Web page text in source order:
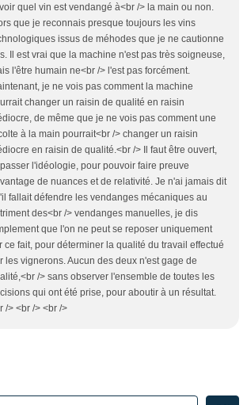
quel vin est vendangé à<br /> la main ou non.
que je reconnais presque toujours les vins
issus de méhodes que je ne cautionne
Il est vrai que la machine n'est pas très soigneuse,
l'être humain ne<br /> l'est pas forcément.
je ne vois pas comment la machine
changer un raisin de qualité en raisin
de même que je ne vois pas comment une
à la main pourrait<br /> changer un raisin
en raisin de qualité.<br /> Il faut être ouvert,
l'idéologie, pour pouvoir faire preuve
de nuances et de relativité. Je n'ai jamais dit
fallait défendre les vendanges mécaniques au
des<br /> vendanges manuelles, je dis
que l'on ne peut se reposer uniquement
ce fait, pour déterminer la qualité du travail effectué
les vignerons. Aucun des deux n'est gage de
/> sans observer l'ensemble de toutes les
qui ont été prise, pour aboutir à un résultat.
/> <br /> <br />